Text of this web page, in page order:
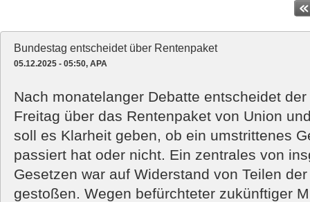
Bundestag entscheidet über Rentenpaket
05.12.2025 - 05:50, APA
Nach monatelanger Debatte entscheidet
Freitag über das Rentenpaket von Union
soll es Klarheit geben, ob ein umstrittenes
passiert hat oder nicht. Ein zentrales von
Gesetzen war auf Widerstand von Teilen
gestoßen. Wegen befürchteter zukünftiger